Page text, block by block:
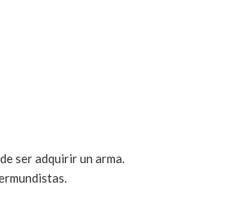
ser adquirir un arma.